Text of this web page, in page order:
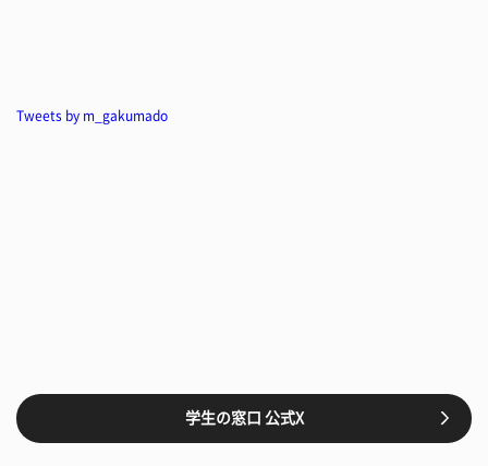
Tweets by m_gakumado
学生の窓口 公式X